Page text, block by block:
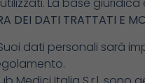
La base giuridica
DEI DATI TRATTATI E
dati personali sarà